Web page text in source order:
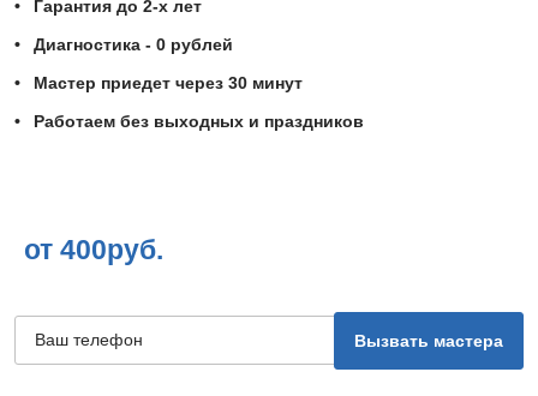
Гарантия до 2-х лет
Диагностика - 0 рублей
Мастер приедет через 30 минут
Работаем без выходных и праздников
от 400руб.